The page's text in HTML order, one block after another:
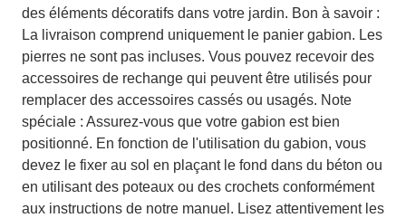
des éléments décoratifs dans votre jardin. Bon à savoir :
La livraison comprend uniquement le panier gabion. Les
pierres ne sont pas incluses. Vous pouvez recevoir des
accessoires de rechange qui peuvent être utilisés pour
remplacer des accessoires cassés ou usagés. Note
spéciale : Assurez-vous que votre gabion est bien
positionné. En fonction de l'utilisation du gabion, vous
devez le fixer au sol en plaçant le fond dans du béton ou
en utilisant des poteaux ou des crochets conformément
aux instructions de notre manuel. Lisez attentivement les